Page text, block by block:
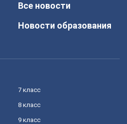
Все новости
Новости образования
7 класс
8 класс
9 класс